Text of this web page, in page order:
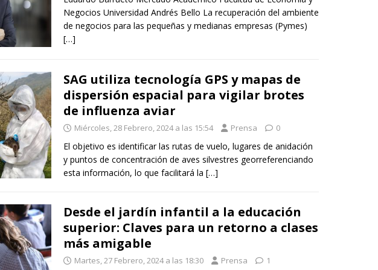
Negocios Universidad Andrés Bello La recuperación del ambiente
de negocios para las pequeñas y medianas empresas (Pymes)
[…]
SAG utiliza tecnología GPS y mapas de
dispersión espacial para vigilar brotes
de influenza aviar
Miércoles, 28 Febrero, 2024 a las 15:54 Prensa 0
El objetivo es identificar las rutas de vuelo, lugares de anidación
y puntos de concentración de aves silvestres georreferenciando
esta información, lo que facilitará la […]
Desde el jardín infantil a la educación
superior: Claves para un retorno a clases
más amigable
Martes, 27 Febrero, 2024 a las 18:30 Prensa 1